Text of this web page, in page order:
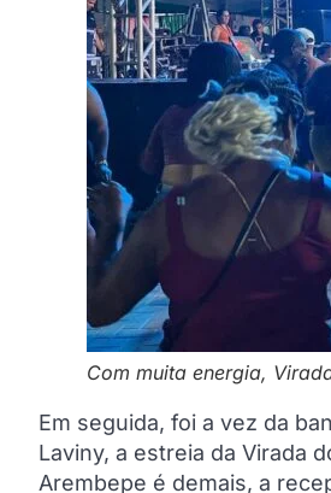
Com muita energia,
Em seguida, foi a vez da
Laviny, a estreia da Virada
Arembepe é demais, a